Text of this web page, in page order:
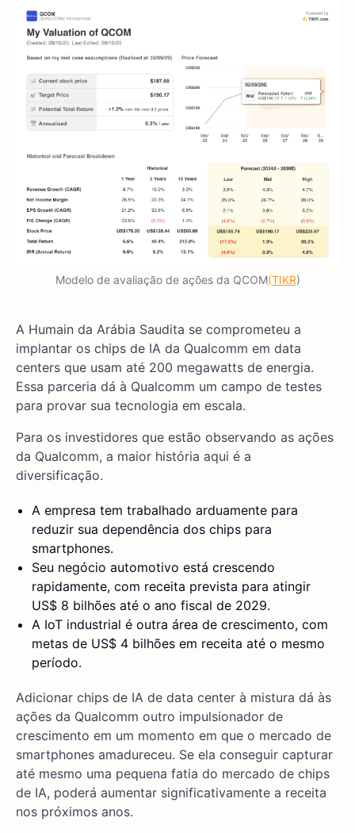
Modelo de avaliação de ações da QCOM(TIKR)
A Humain da Arábia Saudita se comprometeu a
implantar os chips de IA da Qualcomm em data
centers que usam até 200 megawatts de energia.
Essa parceria dá à Qualcomm um campo de testes
para provar sua tecnologia em escala.
Para os investidores que estão observando as ações
da Qualcomm, a maior história aqui é a
diversificação.
A empresa tem trabalhado arduamente para
reduzir sua dependência dos chips para
smartphones.
Seu negócio automotivo está crescendo
rapidamente, com receita prevista para atingir
US$ 8 bilhões até o ano fiscal de 2029.
A IoT industrial é outra área de crescimento, com
metas de US$ 4 bilhões em receita até o mesmo
período.
Adicionar chips de IA de data center à mistura dá às
ações da Qualcomm outro impulsionador de
crescimento em um momento em que o mercado de
smartphones amadureceu. Se ela conseguir capturar
até mesmo uma pequena fatia do mercado de chips
de IA, poderá aumentar significativamente a receita
nos próximos anos.